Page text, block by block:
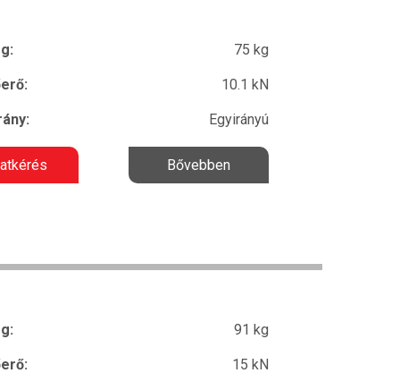
75 kg
10.1 kN
Egyirányú
Bővebben
91 kg
15 kN